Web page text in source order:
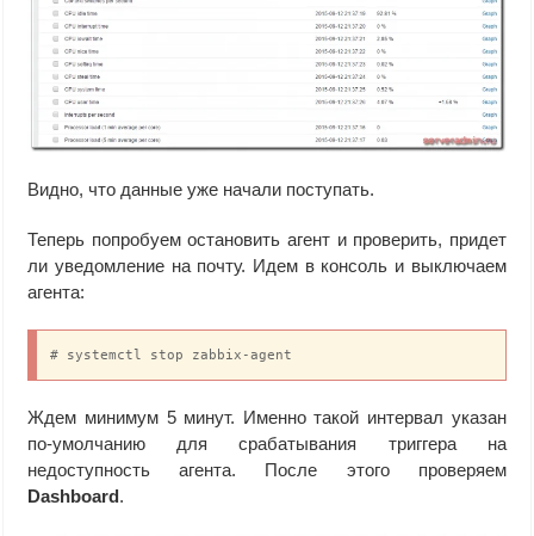
Видно, что данные уже начали поступать.
Теперь попробуем остановить агент и проверить, придет
ли уведомление на почту. Идем в консоль и выключаем
агента:
# systemctl stop zabbix-agent
Ждем минимум 5 минут. Именно такой интервал указан
по-умолчанию для срабатывания триггера на
недоступность агента. После этого проверяем
Dashboard.